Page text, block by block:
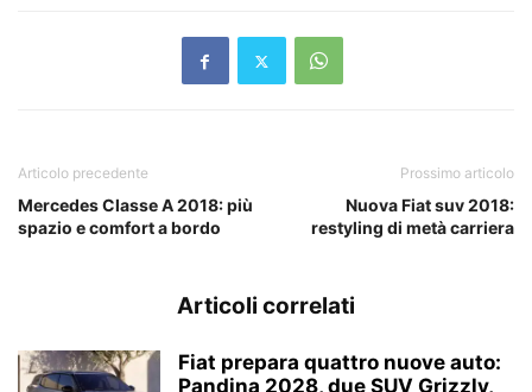
Articolo precedente
Mercedes Classe A 2018: più
spazio e comfort a bordo
Prossimo articolo
Nuova Fiat suv 2018:
restyling di metà carriera
Articoli correlati
Fiat prepara quattro nuove auto:
Pandina 2028, due SUV Grizzly,